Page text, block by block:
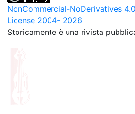
NonCommercial-NoDerivatives
License 2004- 2026
Storicamente è una rivista